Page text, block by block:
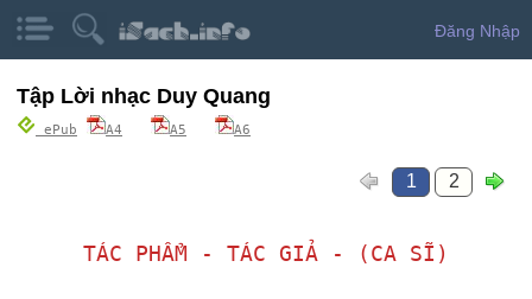
Đăng Nhập
Tập Lời nhạc Duy Quang
ePub A4 A5 A6
1 2
TÁC PHẨM - TÁC GIẢ - (CA SĨ)